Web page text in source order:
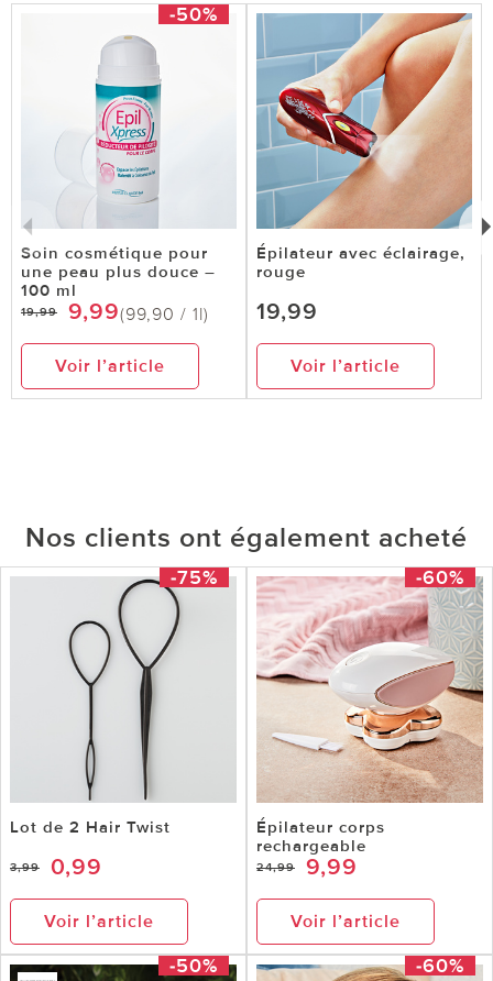
-50%
Soin cosmétique pour
une peau plus douce –
100 ml
19,99 9,99(99,90 / 1l)
Voir l’article
Épilateur avec éclairage,
rouge
19,99
Voir l’article
Nos clients ont également acheté
-75%
Lot de 2 Hair Twist
3,99 0,99
Voir l’article
-60%
Épilateur corps
rechargeable
24,99 9,99
Voir l’article
-50% -60%